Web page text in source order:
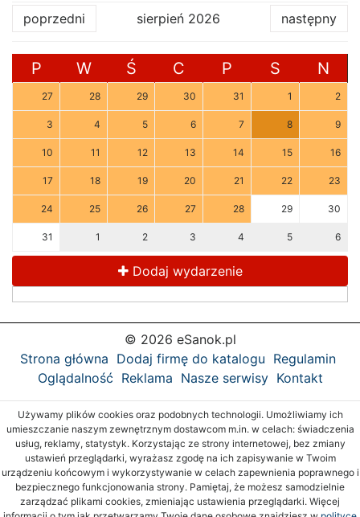
poprzedni sierpień 2026 następny
P W Ś C P S N
27 28 29 30 31 1 2
3 4 5 6 7 8 9
10 11 12 13 14 15 16
17 18 19 20 21 22 23
24 25 26 27 28 29 30
31 1 2 3 4 5 6
Dodaj wydarzenie
© 2026 eSanok.pl
Strona główna Dodaj firmę do katalogu Regulamin
Oglądalność Reklama Nasze serwisy Kontakt
Używamy plików cookies oraz podobnych technologii. Umożliwiamy ich
umieszczanie naszym zewnętrznym dostawcom m.in. w celach: świadczenia
usług, reklamy, statystyk. Korzystając ze strony internetowej, bez zmiany
ustawień przeglądarki, wyrażasz zgodę na ich zapisywanie w Twoim
urządzeniu końcowym i wykorzystywanie w celach zapewnienia poprawnego i
bezpiecznego funkcjonowania strony. Pamiętaj, że możesz samodzielnie
zarządzać plikami cookies, zmieniając ustawienia przeglądarki. Więcej